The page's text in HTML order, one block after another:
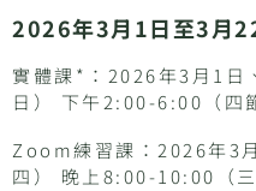
2026年3月1日至3月
實體課*：2026年3月1日
日） 下午2:00-6:00（四
Zoom練習課：2026年3
四） 晚上8:00-10:00（三